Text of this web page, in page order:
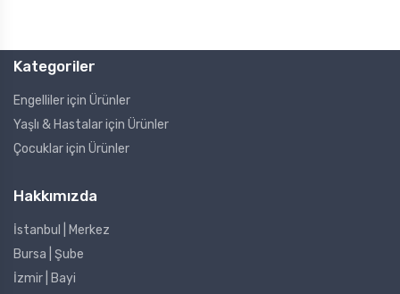
Kategoriler
Engelliler için Ürünler
Yaşlı & Hastalar için Ürünler
Çocuklar için Ürünler
Hakkımızda
İstanbul | Merkez
Bursa | Şube
İzmir | Bayi